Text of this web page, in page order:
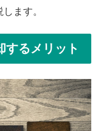
ます。
するメリット